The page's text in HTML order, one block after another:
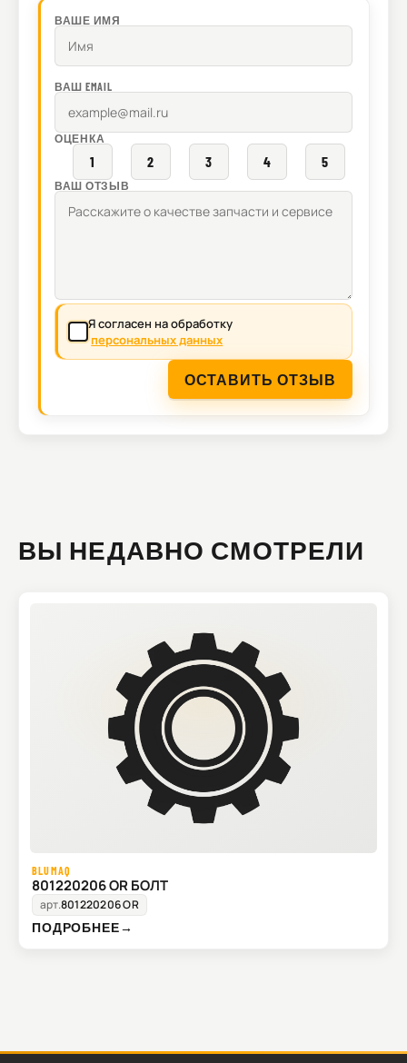
ВАШЕ ИМЯ
ВАШ EMAIL
ОЦЕНКА
1 2 3 4 5
ВАШ ОТЗЫВ
Я согласен на обработку
персональных данных
ОСТАВИТЬ ОТЗЫВ
ВЫ НЕДАВНО СМОТРЕЛИ
BLUMAQ
801220206 OR БОЛТ
арт.801220206 OR
ПОДРОБНЕЕ→